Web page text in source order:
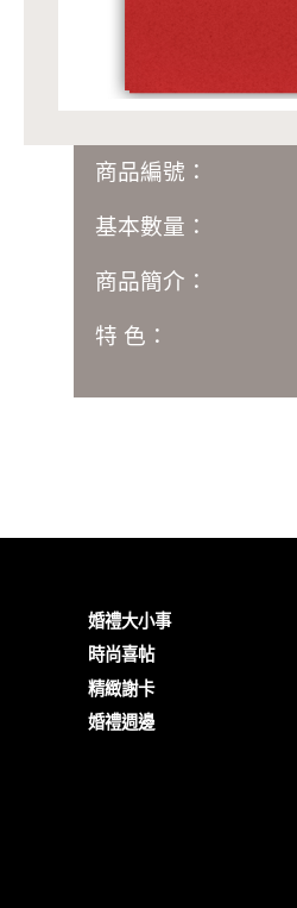
商品編號：
基本數量：
商品簡介：
特 色：
婚禮大小事
時尚喜帖
精緻謝卡
婚禮週邊